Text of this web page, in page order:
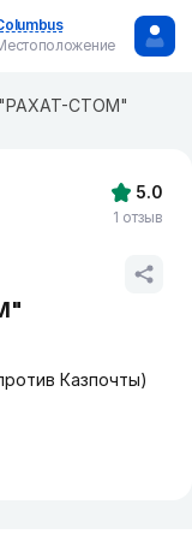
"РАХАТ-СТОМ"
Казпочты)
5.0
1 отзыв